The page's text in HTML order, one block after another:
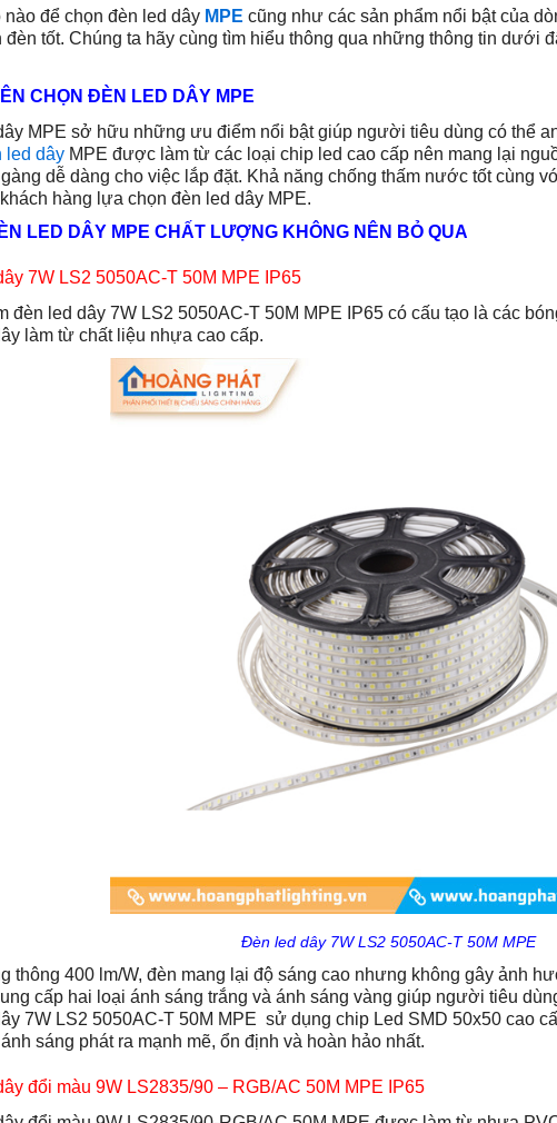
nào để chọn đèn led dây MPE cũng như các sản phẩm nổi bật của
đèn tốt. Chúng ta hãy cùng tìm hiểu thông qua những thông tin dưới
CHỌN ĐÈN LED DÂY MPE
MPE sở hữu những ưu điểm nổi bật giúp người tiêu dùng có thể
led dây MPE được làm từ các loại chip led cao cấp nên mang lại
dễ dàng cho việc lắp đặt. Khả năng chống thấm nước tốt cùng
hàng lựa chọn đèn led dây MPE.
LED DÂY MPE CHẤT LƯỢNG KHÔNG NÊN BỎ QUA
7W LS2 5050AC-T 50M MPE IP65
đèn led dây 7W LS2 5050AC-T 50M MPE IP65 có cấu tạo là các
làm từ chất liệu nhựa cao cấp.
Đèn led dây 7W LS2 5050AC-T 50M MPE
thông 400 lm/W, đèn mang lại độ sáng cao nhưng không gây ảnh
cấp hai loại ánh sáng trắng và ánh sáng vàng giúp người tiêu
7W LS2 5050AC-T 50M MPE sử dụng chip Led SMD 50x50 cao
sáng phát ra mạnh mẽ, ổn định và hoàn hảo nhất.
đổi màu 9W LS2835/90 – RGB/AC 50M MPE IP65